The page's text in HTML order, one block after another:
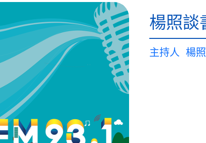
楊照談
主持人 楊照